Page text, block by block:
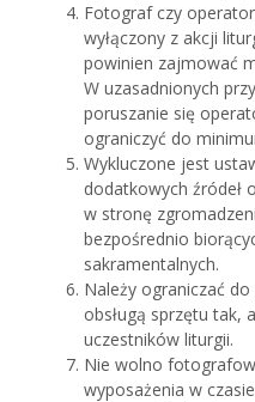
Fotograf czy
wyłączony z akcji
powinien zajmować
W uzasadnionych
poruszanie się
ograniczyć do
Wykluczone jest
dodatkowych źródeł
w stronę
bezpośrednio
sakramentalnych.
Należy ograniczać
obsługą sprzętu tak,
uczestników liturgii.
Nie wolno
wyposażenia w